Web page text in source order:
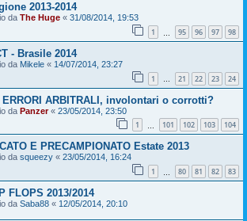
2013-2014
da The Huge « 31/08/2014, 19:53
1 95 96 97 98
- Brasile 2014
da Mikele « 14/07/2014, 23:27
1 … 21 22 23 24
ERRORI ARBITRALI, involontari o corrotti?
da Panzer« 23/05/2014, 23:50
1 101 102 103 104
E PRECAMPIONATO Estate 2013
da squeezy « 23/05/2014, 16:24
1 80 81 82 83
FLOPS 2013/2014
da Saba88 « 12/05/2014, 20:10